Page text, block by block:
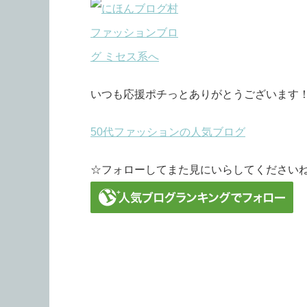
いつも応援ポチっとありがとうございます
50代ファッションの人気ブログ
☆フォローしてまた見にいらしてください